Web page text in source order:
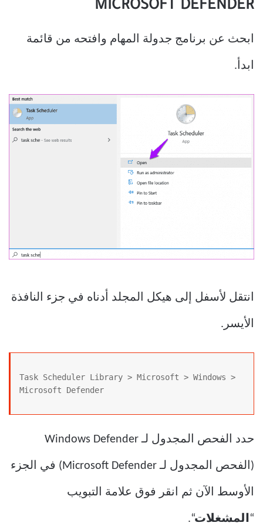
MICROSOFT DEFENDER
ابحث عن برنامج جدولة المهام وافتحه من قائمة
ابدأ.
انتقل لأسفل إلى هيكل المجلد أدناه في جزء النافذة
الأيسر.
Task Scheduler Library > Microsoft > Windows >
Microsoft Defender
حدد الفحص المجدول لـ Windows Defender
(الفحص المجدول لـ Microsoft Defender) في الجزء
الأوسط الآن ثم انقر فوق علامة التبويب
“ المشغلات“.